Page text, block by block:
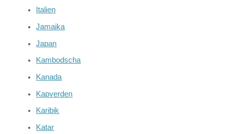
Italien
Jamaika
Japan
Kambodscha
Kanada
Kapverden
Karibik
Katar